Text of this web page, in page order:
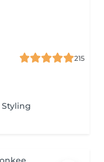
215
Styling